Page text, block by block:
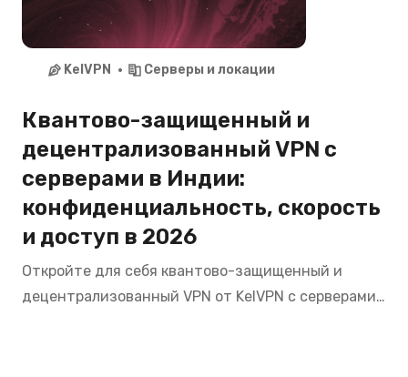
KelVPN Серверы и локации
Квантово-защищенный и
децентрализованный VPN с
серверами в Индии:
конфиденциальность, скорость
и доступ в 2026
Откройте для себя квантово-защищенный и
децентрализованный VPN от KelVPN с серверами